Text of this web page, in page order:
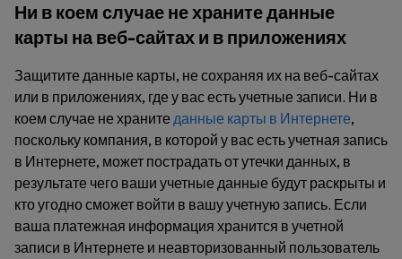
Ни в коем случае не храните данные
карты на веб-сайтах и в приложениях
Защитите данные карты, не сохраняя их на веб-сайтах
или в приложениях, где у вас есть учетные записи. Ни в
коем случае не храните данные карты в Интернете,
поскольку компания, в которой у вас есть учетная запись
в Интернете, может пострадать от утечки данных, в
результате чего ваши учетные данные будут раскрыты и
кто угодно сможет войти в вашу учетную запись. Если
ваша платежная информация хранится в учетной
записи в Интернете и неавторизованный пользователь